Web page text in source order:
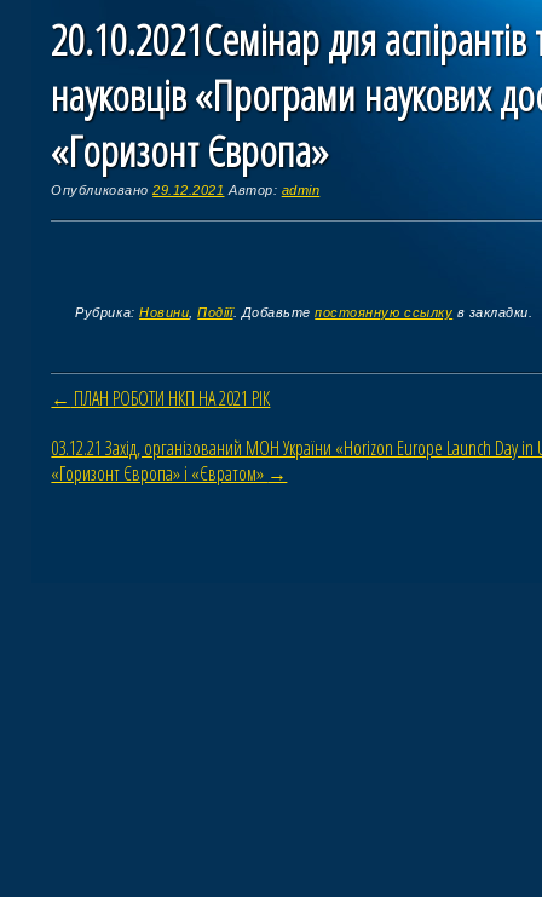
20.10.2021Семінар для
науковців «Програми наукових
«Горизонт Європа»
Опубликовано29.12.2021 Автор: admin
Рубрика:Новини ,Подіїї. Добавьтепостоянную ссылку в закладки.
Навигация по статьям
← ПЛАН РОБОТИ НКП НА 2021 РІК
03.12.21 Захід, організований МОН України «Horizon Europe Launch Day
«Горизонт Європа» і «Євратом» →